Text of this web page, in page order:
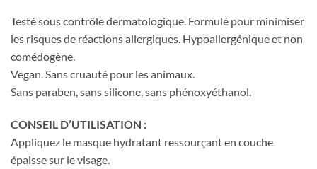
Testé sous contrôle dermatologique. Formulé pour minimiser
les risques de réactions allergiques. Hypoallergénique et non
comédogène.
Vegan. Sans cruauté pour les animaux.
Sans paraben, sans silicone, sans phénoxyéthanol.
CONSEIL D’UTILISATION :
Appliquez le masque hydratant ressourçant en couche
épaisse sur le visage.